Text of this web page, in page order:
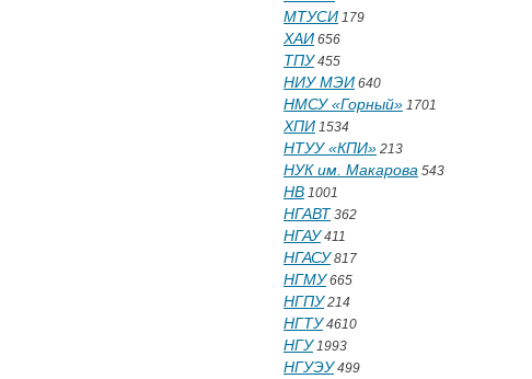
МТУСИ 179
ХАИ 656
ТПУ455
НИУ МЭИ 640
НМСУ «Горный» 1701
ХПИ 1534
НТУУ «КПИ» 213
НУК им. Макарова 543
НВ 1001
НГАВТ 362
НГАУ411
НГАСУ817
НГМУ665
НГПУ214
НГТУ4610
НГУ1993
НГУЭУ499